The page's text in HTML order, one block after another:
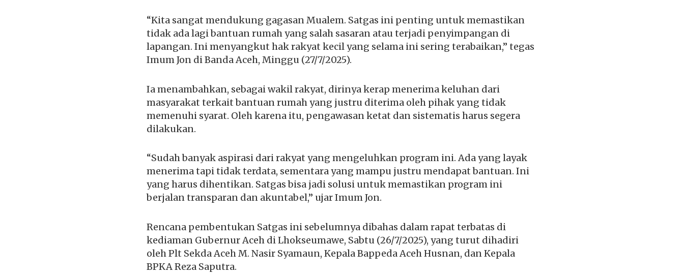
“Kita sangat mendukung gagasan Mualem. Satgas ini penting untuk memastikan
tidak ada lagi bantuan rumah yang salah sasaran atau terjadi penyimpangan di
lapangan. Ini menyangkut hak rakyat kecil yang selama ini sering terabaikan,” tegas
Imum Jon di Banda Aceh, Minggu (27/7/2025).
Ia menambahkan, sebagai wakil rakyat, dirinya kerap menerima keluhan dari
masyarakat terkait bantuan rumah yang justru diterima oleh pihak yang tidak
memenuhi syarat. Oleh karena itu, pengawasan ketat dan sistematis harus segera
dilakukan.
“Sudah banyak aspirasi dari rakyat yang mengeluhkan program ini. Ada yang layak
menerima tapi tidak terdata, sementara yang mampu justru mendapat bantuan. Ini
yang harus dihentikan. Satgas bisa jadi solusi untuk memastikan program ini
berjalan transparan dan akuntabel,” ujar Imum Jon.
Rencana pembentukan Satgas ini sebelumnya dibahas dalam rapat terbatas di
kediaman Gubernur Aceh di Lhokseumawe, Sabtu (26/7/2025), yang turut dihadiri
oleh Plt Sekda Aceh M. Nasir Syamaun, Kepala Bappeda Aceh Husnan, dan Kepala
BPKA Reza Saputra.